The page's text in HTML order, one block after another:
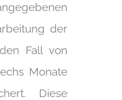
der
Fall von
Monate
Diese